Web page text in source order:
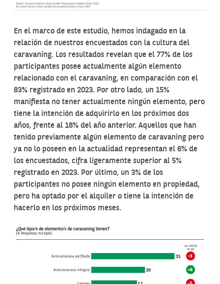
En el marco de este estudio, hemos indagado en la
relación de nuestros encuestados con la cultura del
caravaning. Los resultados revelan que el 77% de los
participantes posee actualmente algún elemento
relacionado con el caravaning, en comparación con el
83% registrado en 2023. Por otro lado, un 15%
manifiesta no tener actualmente ningún elemento, pero
tiene la intención de adquirirlo en los próximos dos
años, frente al 18% del año anterior. Aquellos que han
tenido previamente algún elemento de caravaning pero
ya no lo poseen en la actualidad representan el 6% de
los encuestados, cifra ligeramente superior al 5%
registrado en 2023. Por último, un 3% de los
participantes no posee ningún elemento en propiedad,
pero ha optado por el alquiler o tiene la intención de
hacerlo en los próximos meses.